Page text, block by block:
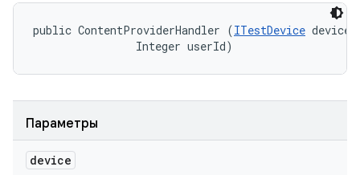
public ContentProviderHandler (ITestDevice
                Integer userId)
Параметры
device